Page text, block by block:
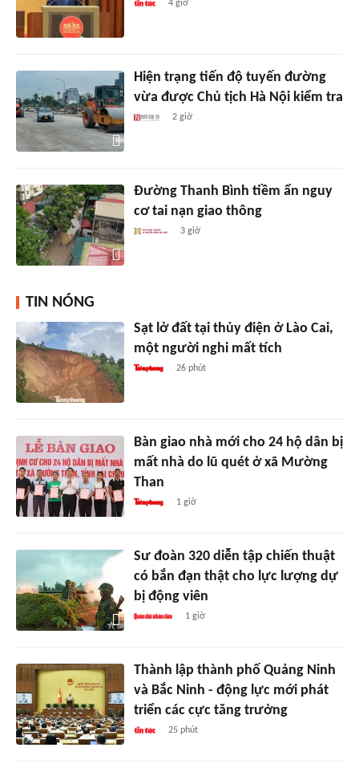
4 giờ
Hiện trạng tiến độ tuyến đường
vừa được Chủ tịch Hà Nội kiểm tra
2 giờ
Đường Thanh Bình tiềm ẩn nguy
cơ tai nạn giao thông
3 giờ
TIN NÓNG
Sạt lở đất tại thủy điện ở Lào Cai,
một người nghi mất tích
26 phút
Bàn giao nhà mới cho 24 hộ dân bị
mất nhà do lũ quét ở xã Mường
Than
1 giờ
Sư đoàn 320 diễn tập chiến thuật
có bắn đạn thật cho lực lượng dự
bị động viên
1 giờ
Thành lập thành phố Quảng Ninh
và Bắc Ninh - động lực mới phát
triển các cực tăng trưởng
25 phút